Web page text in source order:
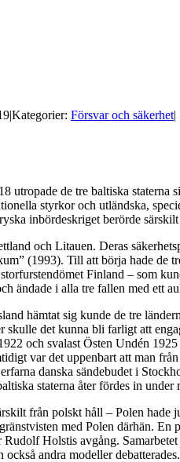
|Kategorier: Försvar och säkerhet|
de tre baltiska staterna
styrkor och utländska,
inbördeskriget berörde
och Litauen. Deras
(1993). Till att börja hade de
Finland – som
ändade i alla tre fallen med ett
hämtat sig kunde de tre
skulle det kunna bli farligt att
och svalast Östen Undén
var det uppenbart att man
danska sändebudet i
staterna åter fördes in under
från polskt håll – Polen
med Polen därhän.
Holstis avgång.
andra modeller debatterades.